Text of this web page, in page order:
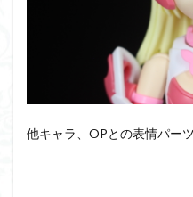
他キャラ、OPとの表情パー